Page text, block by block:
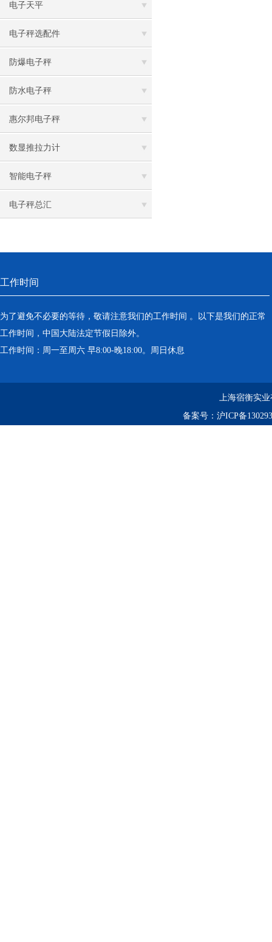
电子天平
电子秤选配件
防爆电子秤
防水电子秤
惠尔邦电子秤
数显推拉力计
智能电子秤
电子秤总汇
工作时间
为了避免不必要的等待，敬请注意我们的工作时间 。以下是我们的正常
工作时间，中国大陆法定节假日除外。
工作时间：周一至周六 早8:00-晚18:00。周日休息
上海宿衡实
备案号： 沪ICP备